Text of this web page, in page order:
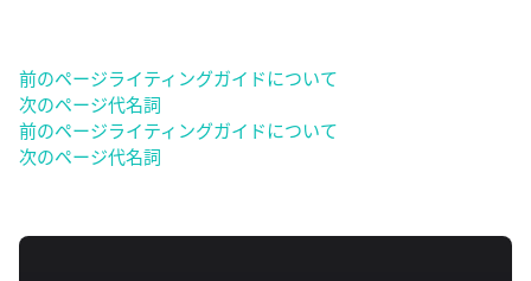
前のページライティングガイドについて
次のページ代名詞
前のページライティングガイドについて
次のページ代名詞